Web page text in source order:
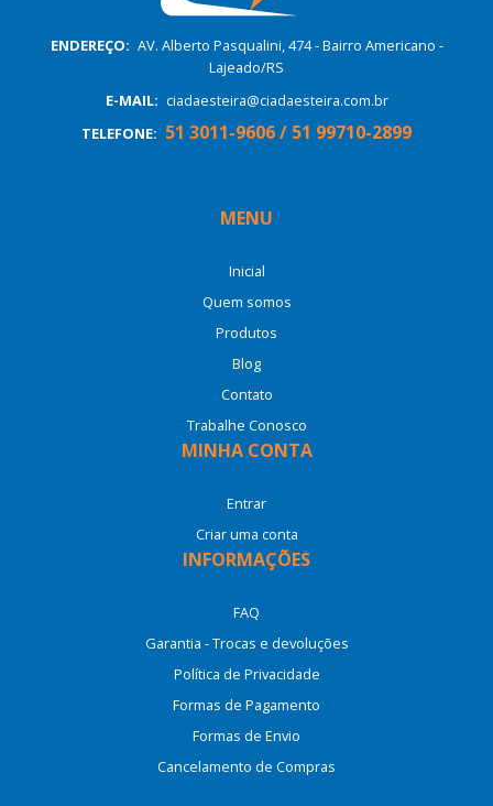
ENDEREÇO: AV. Alberto Pasqualini, 474 - Bairro Americano -
Lajeado/RS
E-MAIL: ciadaesteira@ciadaesteira.com.br
TELEFONE: 51 3011-9606 / 51 99710-2899
MENU
Inicial
Quem somos
Produtos
Blog
Contato
Trabalhe Conosco
MINHA CONTA
Entrar
Criar uma conta
INFORMAÇÕES
FAQ
Garantia - Trocas e devoluções
Política de Privacidade
Formas de Pagamento
Formas de Envio
Cancelamento de Compras